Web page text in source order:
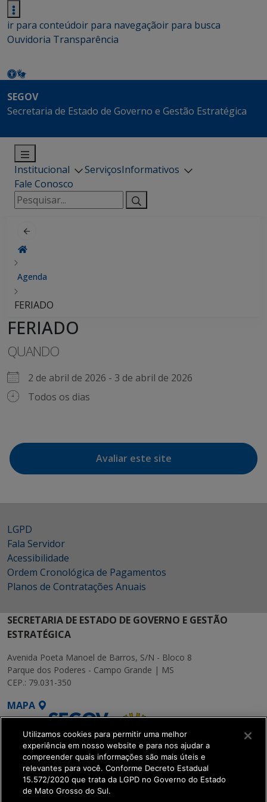
ir para conteúdoir para navegaçãoir para busca
Ouvidoria Transparência
SEGOV
Secretaria de Estado de Governo e Gestão Estratégica
Institucional ServiçosInformativos
Fale Conosco
Pesquisar
por:
Agenda
FERIADO
FERIADO
QUANDO
2 de abril de 2026 - 3 de abril de 2026
Todos os dias
Avaliar este site
LGPD
Fala Servidor
Acessibilidade
Ordem Cronológica de Pagamentos
Planos de Contratações Anuais
SECRETARIA DE ESTADO DE GOVERNO E GESTÃO
ESTRATÉGICA
Avenida Poeta Manoel de Barros, S/N - Bloco 8
Parque dos Poderes - Campo Grande | MS
CEP.: 79.031-350
MAPA
SETDIG | Secretaria-
Executiva de
Utilizamos cookies para permitir uma melhor
experiência em nosso website e para nos ajudar a
compreender quais informações são mais úteis e
relevantes para você. Conforme Decreto Estadual
15.572/2020 que trata da LGPD no Governo do Estado
de Mato Grosso do Sul.